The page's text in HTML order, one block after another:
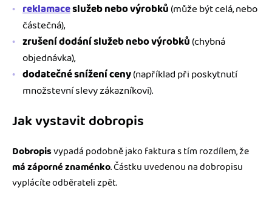
reklamaceslužeb nebo výrobků(může být celá, nebo
částečná),
zrušení dodání služeb nebo výrobků(chybná
objednávka),
dodatečné snížení ceny(například při poskytnutí
množstevní slevy zákazníkovi).
Jak vystavit dobropis
Dobropisvypadá podobně jako faktura s tím rozdílem, že
má záporné znaménko. Částku uvedenou na dobropisu
vyplácíte odběrateli zpět.